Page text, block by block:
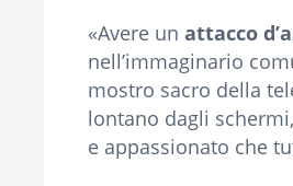
«Avere un attacco
nell’immaginario
mostro sacro della
lontano dagli
e appassionato che